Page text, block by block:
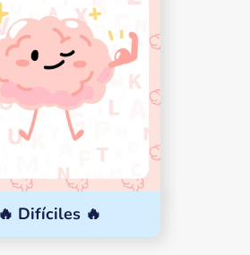
🔥 Difíciles 🔥